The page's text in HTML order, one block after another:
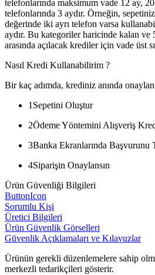
telefonlarında maksimum vade 12 ay,
telefonlarında 3 aydır. Örneğin,
değerinde iki ayrı telefon varsa
aydır. Bu kategoriler haricinde kalan
arasında açılacak krediler için vade üst
Nasıl Kredi Kullanabilirim ?
Bir kaç adımda, krediniz anında
1 Sepetini Oluştur
2Ödeme Yöntemini Alışveriş
3Banka Ekranlarında Başvurunu
4Siparişin Onaylansın
Ürün Güvenliği Bilgileri
ButtonIcon
Sorumlu Kişi
Üretici Bilgileri
Ürün Güvenlik Görselleri
Güvenlik Açıklamaları ve Kılavuzlar
Ürünün gerekli düzenlemelere sahip
merkezli tedarikçileri gösterir.